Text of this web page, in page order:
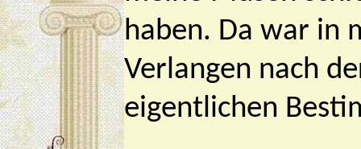
haben. Da war in
Verlangen nach
eigentlichen